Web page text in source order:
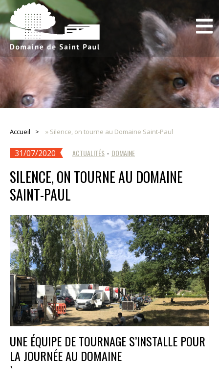
Accueil » Silence, on tourne au Domaine Saint-Paul
31/07/2020 ACTUALITÉS - DOMAINE
SILENCE, ON TOURNE AU DOMAINE
SAINT-PAUL
UNE ÉQUIPE DE TOURNAGE S’INSTALLE POUR
LA JOURNÉE AU DOMAINE
`